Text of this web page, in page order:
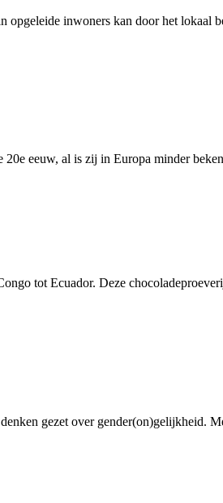
inwoners kan door het lokaal
eeuw, al is zij in Europa minder
tot Ecuador. Deze
gezet over gender(on)gelijkheid.